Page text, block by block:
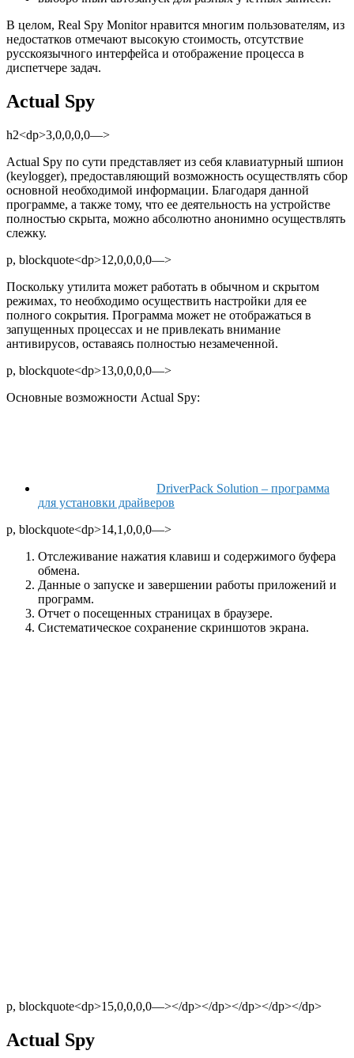
В целом, Real Spy Monitor нравится многим пользователям, из
недостатков отмечают высокую стоимость, отсутствие
русскоязычного интерфейса и отображение процесса в
диспетчере задач.
Actual Spy
h2<dp>3,0,0,0,0—>
Actual Spy по сути представляет из себя клавиатурный шпион
(keylogger), предоставляющий возможность осуществлять сбор
основной необходимой информации. Благодаря данной
программе, а также тому, что ее деятельность на устройстве
полностью скрыта, можно абсолютно анонимно осуществлять
слежку.
p, blockquote<dp>12,0,0,0,0—>
Поскольку утилита может работать в обычном и скрытом
режимах, то необходимо осуществить настройки для ее
полного сокрытия. Программа может не отображаться в
запущенных процессах и не привлекать внимание
антивирусов, оставаясь полностью незамеченной.
p, blockquote<dp>13,0,0,0,0—>
Основные возможности Actual Spy:
DriverPack Solution – программа
для установки драйверов
p, blockquote<dp>14,1,0,0,0—>
Отслеживание нажатия клавиш и содержимого буфера
обмена.
Данные о запуске и завершении работы приложений и
программ.
Отчет о посещенных страницах в браузере.
Систематическое сохранение скриншотов экрана.
p, blockquote<dp>15,0,0,0,0—></dp></dp></dp></dp></dp>
Actual Spy